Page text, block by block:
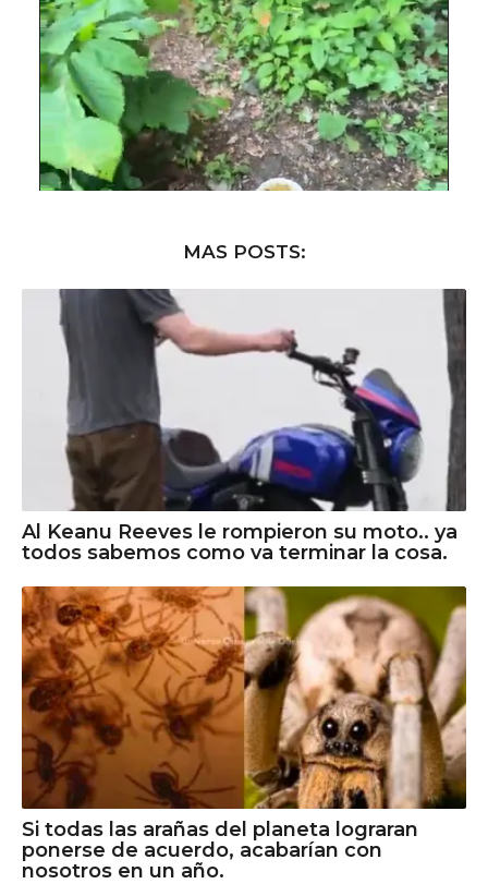
MAS POSTS:
Al Keanu Reeves le rompieron su moto.. ya
todos sabemos como va terminar la cosa.
Si todas las arañas del planeta lograran
ponerse de acuerdo, acabarían con
nosotros en un año.